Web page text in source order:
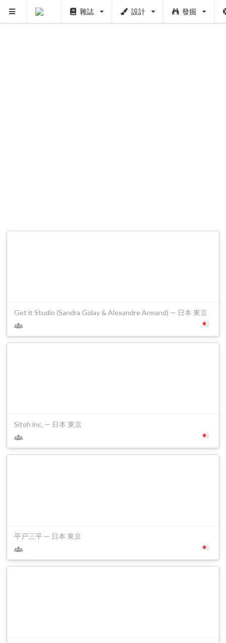
雜誌 設計 發掘
Get it Studio (Sandra Golay & Alexandre Armand) — 日本 東京
Sitoh inc. — 日本 東京
平戸三平 — 日本 東京